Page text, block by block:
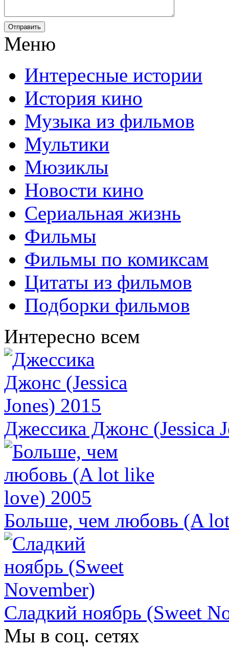
Отправить
Меню
Интересные истории
История кино
Музыка из фильмов
Мультики
Мюзиклы
Новости кино
Сериальная жизнь
Фильмы
Фильмы по комиксам
Цитаты из фильмов
Подборки фильмов
Интересно всем
Джессика Джонс (Jessica
Больше, чем любовь (A
Сладкий ноябрь (Sweet
Мы в соц. сетях